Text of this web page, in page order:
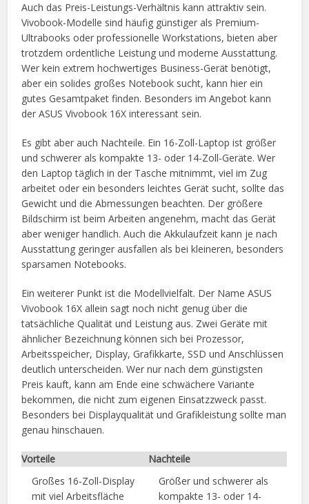
Auch das Preis-Leistungs-Verhältnis kann attraktiv sein.
Vivobook-Modelle sind häufig günstiger als Premium-
Ultrabooks oder professionelle Workstations, bieten aber
trotzdem ordentliche Leistung und moderne Ausstattung.
Wer kein extrem hochwertiges Business-Gerät benötigt,
aber ein solides großes Notebook sucht, kann hier ein
gutes Gesamtpaket finden. Besonders im Angebot kann
der ASUS Vivobook 16X interessant sein.
Es gibt aber auch Nachteile. Ein 16-Zoll-Laptop ist größer
und schwerer als kompakte 13- oder 14-Zoll-Geräte. Wer
den Laptop täglich in der Tasche mitnimmt, viel im Zug
arbeitet oder ein besonders leichtes Gerät sucht, sollte das
Gewicht und die Abmessungen beachten. Der größere
Bildschirm ist beim Arbeiten angenehm, macht das Gerät
aber weniger handlich. Auch die Akkulaufzeit kann je nach
Ausstattung geringer ausfallen als bei kleineren, besonders
sparsamen Notebooks.
Ein weiterer Punkt ist die Modellvielfalt. Der Name ASUS
Vivobook 16X allein sagt noch nicht genug über die
tatsächliche Qualität und Leistung aus. Zwei Geräte mit
ähnlicher Bezeichnung können sich bei Prozessor,
Arbeitsspeicher, Display, Grafikkarte, SSD und Anschlüssen
deutlich unterscheiden. Wer nur nach dem günstigsten
Preis kauft, kann am Ende eine schwächere Variante
bekommen, die nicht zum eigenen Einsatzzweck passt.
Besonders bei Displayqualität und Grafikleistung sollte man
genau hinschauen.
Vorteile
Nachteile
Großes 16-Zoll-Display
mit viel Arbeitsfläche
Größer und schwerer als
kompakte 13- oder 14-